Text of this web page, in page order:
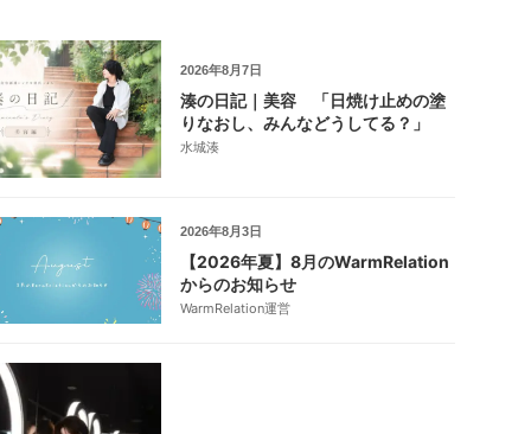
2026年8月7日
湊の日記｜美容 「日焼け止めの塗
りなおし、みんなどうしてる？」
水城湊
2026年8月3日
【2026年夏】8月のWarmRelation
からのお知らせ
WarmRelation運営